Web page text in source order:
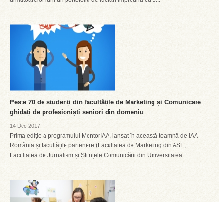
Peste 70 de studenți din facultățile de Marketing și Comunicare
ghidați de profesioniști seniori din domeniu
14 Dec 2017
Prima ediție a programului MentorIAA, lansat în această toamnă de IAA
România și facultățile partenere (Facultatea de Marketing din ASE,
Facultatea de Jurnalism și Științele Comunicării din Universitatea...